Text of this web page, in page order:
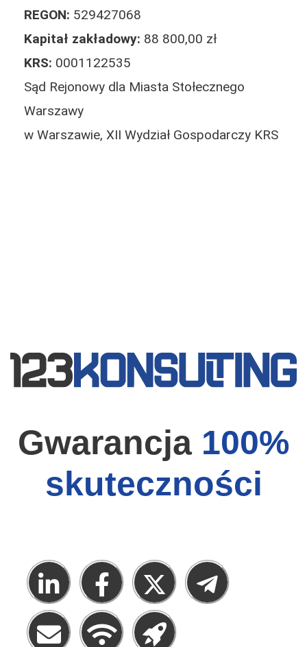
REGON: 529427068
Kapitał zakładowy: 88 800,00 zł
KRS: 0001122535
Sąd Rejonowy dla Miasta Stołecznego
Warszawy
w Warszawie, XII Wydział Gospodarczy KRS
Gwarancja 100%
skuteczności